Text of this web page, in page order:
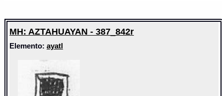
MH: AZTAHUAYAN - 387_842r
Elemento:ayatl